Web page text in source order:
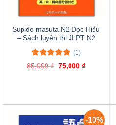
Supido masuta N2 Đọc Hiểu
– Sách luyện thi JLPT N2
5.00trên 5
1
đánh giá
(1)
85,000₫ Giá
75,000 ₫Giá
-10%